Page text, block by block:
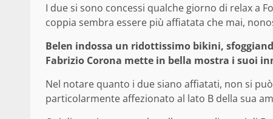
I due si sono concessi qualche giorno di relax a
coppia sembra essere più affiatata che mai,
Belen indossa un ridottissimo bikini,
Fabrizio Corona mette in bella mostra i suoi
Nel notare quanto i due siano affiatati, non si
particolarmente affezionato al lato B della sua